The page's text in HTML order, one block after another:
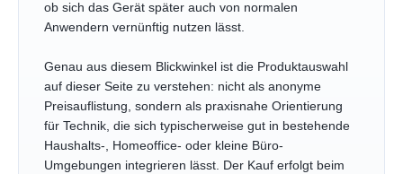
ob sich das Gerät später auch von normalen
Anwendern vernünftig nutzen lässt.
Genau aus diesem Blickwinkel ist die Produktauswahl
auf dieser Seite zu verstehen: nicht als anonyme
Preisauflistung, sondern als praxisnahe Orientierung
für Technik, die sich typischerweise gut in bestehende
Haushalts-, Homeoffice- oder kleine Büro-
Umgebungen integrieren lässt. Der Kauf erfolgt beim